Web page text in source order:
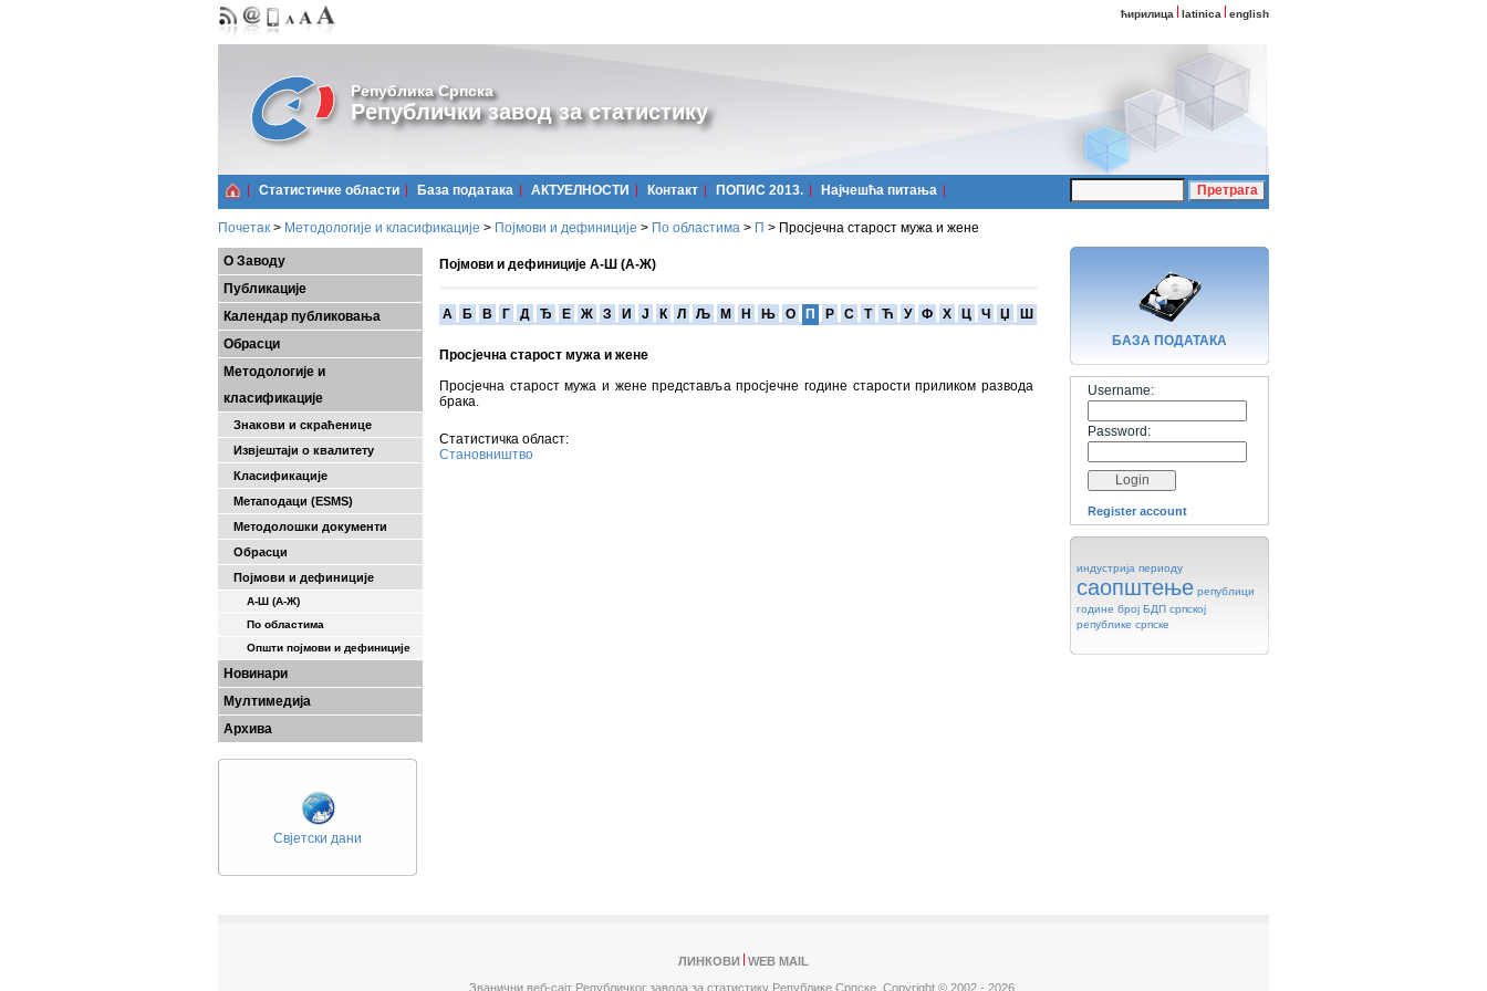
ћирилица latinica english
Република Српска
Републички завод за статистику
Статистичке области Базa података АКТУЕЛНОСТИ Контакт ПОПИС 2013. Најчешћa питања
Почетак > Методологије и класификације > Појмови и дефиниције > По областима > П > Просјечна старост мужа и жене
О Заводу
Публикације
Календар публиковања
Обрасци
Методологије и
класификације
Знакови и скраћенице
Извјештаји о квалитету
Класификације
Метаподаци (ESMS)
Методолошки документи
Обрасци
Појмови и дефиниције
А-Ш (A-Ж)
По областима
Општи појмови и дефиниције
Новинари
Мултимедија
Архива
Свјетски дани
Појмови и дефиниције А-Ш (А-Ж)
A Б В Г Д Ђ Е Ж З И Ј К Л Љ М Н Њ О П Р С Т Ћ У Ф Х Ц Ч Џ Ш
Просјечна старост мужа и жене
Просјечна старост мужа и жене представља просјечне године старости приликом развода
брака.
Статистичка област:
Становништво
БАЗA ПОДАТАКА
Username:
Password:
Register account
индустрија периоду
саопштење републици
године број БДП српској
републике српске
ЛИНКОВИ
WEB MAIL
Званични веб-сајт Републичког завода за статистику Републике Српске, Copyright © 2002 - 2026.